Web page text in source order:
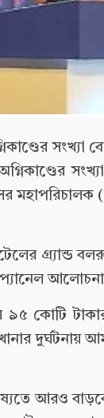
সংখ্যা
মহাপরিচালক
গ্র্যান্ড
প্যানেল
৯৫ কোটি
দুর্ঘটনায়
আরও